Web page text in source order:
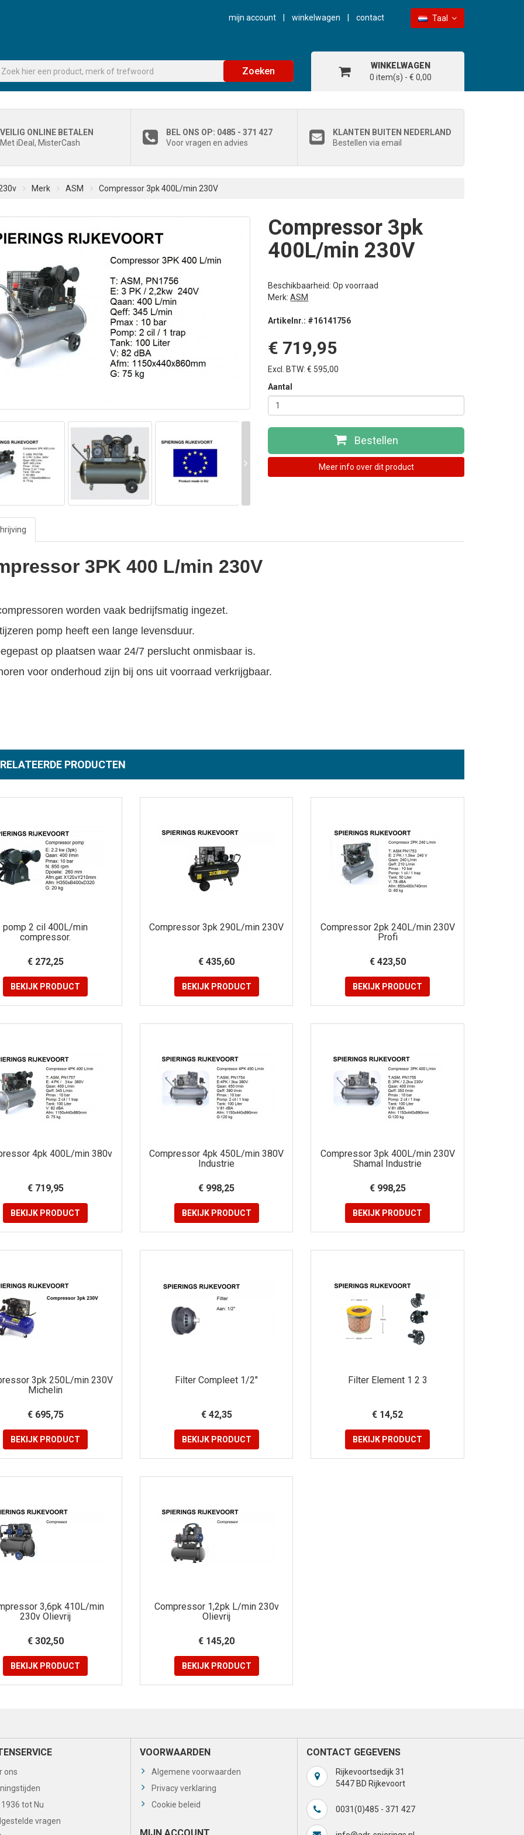
mijn account winkelwagen contact Taal
Zoeken
WINKELWAGEN
0 item(s) - € 0,00
VEILIG ONLINE BETALEN
Met iDeal, MisterCash
BEL ONS OP: 0485 - 371 427
Voor vragen en advies
KLANTEN BUITEN NEDERLAND
Bestellen via email
Merk ASM Compressor 3pk 400L/min 230V
Compressor 3pk
400L/min 230V
Beschikbaarheid: Op voorraad
Merk:ASM
Artikelnr.: #16141756
€ 719,95
Excl. BTW: € 595,00
Aantal
Bestellen
Meer info over dit product
3PK 400 L/min 230V
worden vaak bedrijfsmatig ingezet.
pomp heeft een lange levensduur.
op plaatsen waar 24/7 perslucht onmisbaar is.
voor onderhoud zijn bij ons uit voorraad verkrijgbaar.
PRODUCTEN
pomp 2 cil 400L/min
compressor.
€ 272,25
BEKIJK PRODUCT
Compressor 3pk 290L/min 230V
€ 435,60
BEKIJKPRODUCT
Compressor 2pk 240L/min 230V
Profi
€ 423,50
BEKIJK PRODUCT
4pk 400L/min 380v
€ 719,95
BEKIJK PRODUCT
Compressor 4pk 450L/min 380V
Industrie
€ 998,25
BEKIJKPRODUCT
Compressor 3pk 400L/min 230V
Shamal Industrie
€ 998,25
BEKIJK PRODUCT
3pk 250L/min 230V
Michelin
€ 695,75
BEKIJK PRODUCT
Filter Compleet 1/2"
€ 42,35
BEKIJKPRODUCT
Filter Element 1 2 3
€ 14,52
BEKIJK PRODUCT
3,6pk 410L/min
230v Olievrij
€ 302,50
BEKIJK PRODUCT
Compressor 1,2pk L/min 230v
Olievrij
€ 145,20
BEKIJKPRODUCT
ons
tot Nu
vragen
VOORWAARDEN
Algemene voorwaarden
Privacy verklaring
Cookie beleid
CONTACT GEGEVENS
Rijkevoortsedijk 31
5447 BD Rijkevoort
0031(0)485 - 371 427